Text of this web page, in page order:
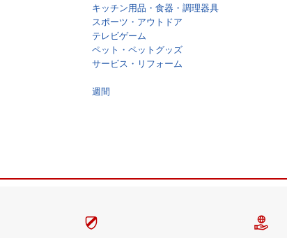
キッチン用品・食器・調理器具
スポーツ・アウトドア
テレビゲーム
ペット・ペットグッズ
サービス・リフォーム
週間